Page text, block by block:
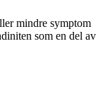
mindre symptom
som en del av